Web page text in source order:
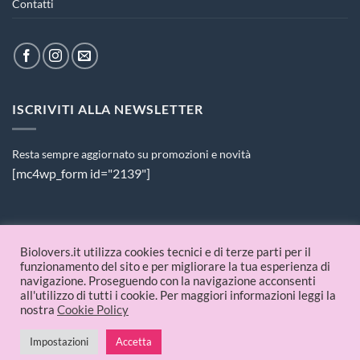
Contatti
ISCRIVITI ALLA NEWSLETTER
Resta sempre aggiornato su promozioni e novità
[mc4wp_form id="2139"]
PAGAMENTI ACCETTATI
© 2026 Biolovers.it | P.IVA 09336481214
Biolovers.it utilizza cookies tecnici e di terze parti per il
funzionamento del sito e per migliorare la tua esperienza di
navigazione. Proseguendo con la navigazione acconsenti
all'utilizzo di tutti i cookie. Per maggiori informazioni leggi la
nostra Cookie Policy
Impostazioni Accetta